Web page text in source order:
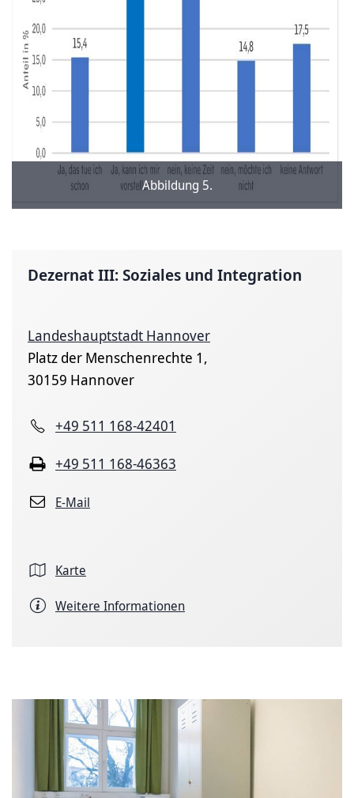
Abbildung 5.
Dezernat III: Soziales und Integration
Landeshauptstadt Hannover
Platz der Menschenrechte 1,
30159 Hannover
+49 511 168-42401
+49 511 168-46363
E-Mail
Karte
Weitere Informationen